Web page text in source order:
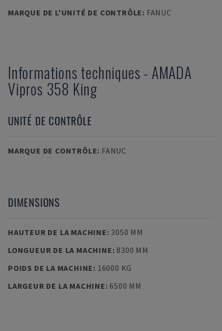
MARQUE DE L'UNITÉ DE CONTRÔLE: FANUC
Informations techniques - AMADA
Vipros 358 King
UNITÉ DE CONTRÔLE
MARQUE DE CONTRÔLE: FANUC
DIMENSIONS
HAUTEUR DE LA MACHINE: 3050 MM
LONGUEUR DE LA MACHINE: 8300 MM
POIDS DE LA MACHINE: 16000 KG
LARGEUR DE LA MACHINE: 6500 MM